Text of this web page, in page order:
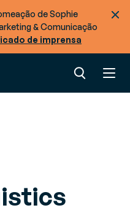
de Sophie
& Comunicação
de imprensa